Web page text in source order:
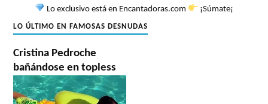
Lo exclusivo está en Encantadoras.com ¡Súmate¡
LO ÚLTIMO EN FAMOSAS DESNUDAS
Cristina Pedroche
bañándose en topless